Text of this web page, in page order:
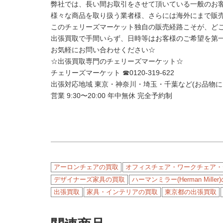
弊社では、長い間お取引をさせて頂いている一般のお
様々な商品を取り扱う業者様、さらには海外にまで販
このチェリーズマーケット独自の販売経路こそが、ど
出張買取で手間いらず、日時等はお客様のご希望を第
お気軽にお問い合わせください☆
☆出張買取専門のチェリーズマーケット☆
チェリーズマーケット ☎︎0120-319-622
出張対応地域 東京・神奈川・埼玉・千葉など(お品物
営業 9:30〜20:00 年中無休 完全予約制
アーロンチェアの買取
オフィスチェア・ワークチェア
デザイナーズ家具の買取
ハーマンミラー(Herman Miller)
出張買取
家具・インテリアの買取 東京都の出張買取